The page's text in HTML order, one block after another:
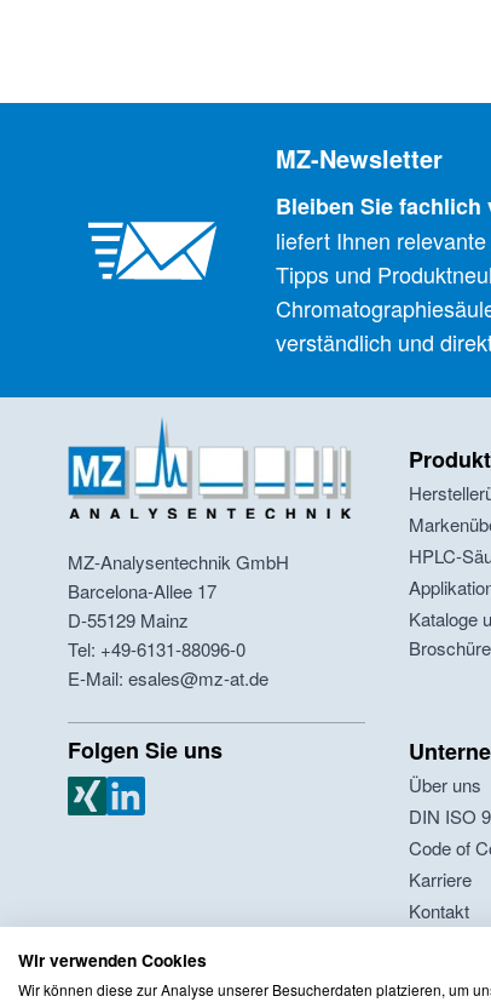
MZ-Newsletter
Bleiben Sie fachlich
liefert Ihnen
Tipps und
verständlich und
MZ-Analysentechnik GmbH
Barcelona-Allee 17
D-55129 Mainz
Tel: +49-6131-88096-0
E-Mail: esales@mz-at.de
Folgen Sie uns
MZ Analysentechnik Xing
MZ Analysentechnik LinkedIn
HPLC-
Kataloge
Über uns
DIN ISO
Code of
Karriere
Kontakt
Wir verwenden Cookies
Wir können diese zur Analyse unserer Besucherdaten platzieren, um